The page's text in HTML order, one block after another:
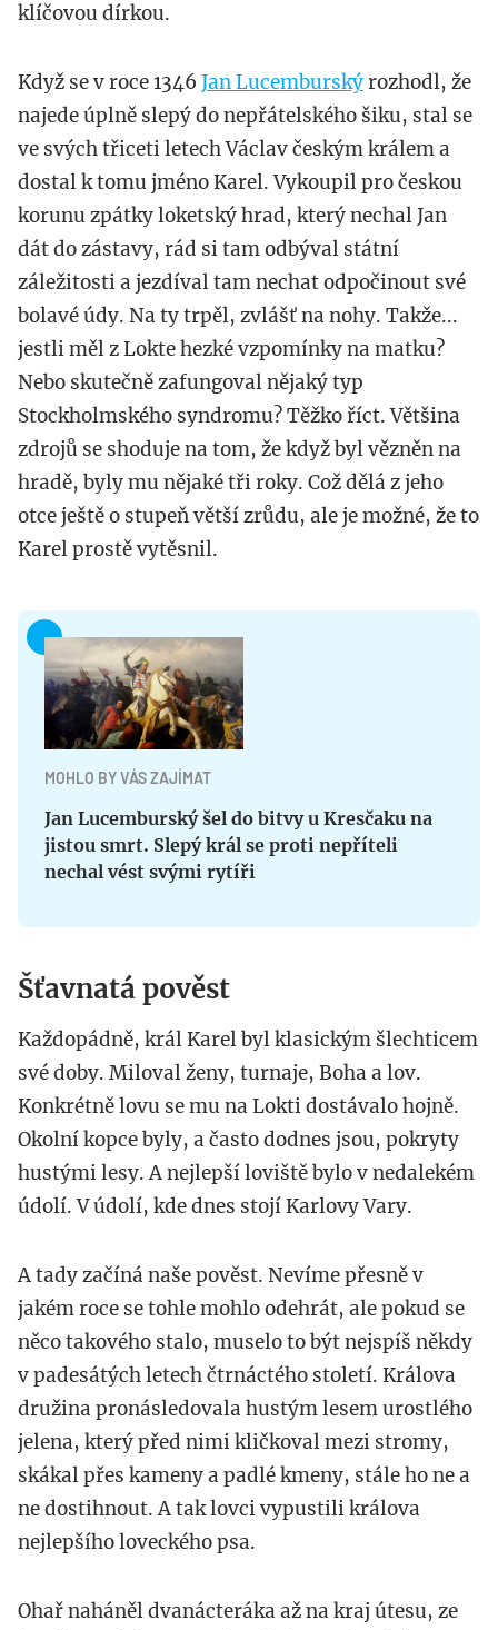
klíčovou dírkou.
Když se v roce 1346 Jan Lucemburskýrozhodl, že
najede úplně slepý do nepřátelského šiku, stal se
ve svých třiceti letech Václav českým králem a
dostal k tomu jméno Karel. Vykoupil pro českou
korunu zpátky loketský hrad, který nechal Jan
dát do zástavy, rád si tam odbýval státní
záležitosti a jezdíval tam nechat odpočinout své
bolavé údy. Na ty trpěl, zvlášť na nohy. Takže...
jestli měl z Lokte hezké vzpomínky na matku?
Nebo skutečně zafungoval nějaký typ
Stockholmského syndromu? Těžko říct. Většina
zdrojů se shoduje na tom, že když byl vězněn na
hradě, byly mu nějaké tři roky. Což dělá z jeho
otce ještě o stupeň větší zrůdu, ale je možné, že to
Karel prostě vytěsnil.
MOHLO BY VÁS ZAJÍMAT
Jan Lucemburský šel do bitvy u Kresčaku na
jistou smrt. Slepý král se proti nepříteli
nechal vést svými rytíři
Šťavnatá pověst
Každopádně, král Karel byl klasickým šlechticem
své doby. Miloval ženy, turnaje, Boha a lov.
Konkrétně lovu se mu na Lokti dostávalo hojně.
Okolní kopce byly, a často dodnes jsou, pokryty
hustými lesy. A nejlepší loviště bylo v nedalekém
údolí. V údolí, kde dnes stojí Karlovy Vary.
A tady začíná naše pověst. Nevíme přesně v
jakém roce se tohle mohlo odehrát, ale pokud se
něco takového stalo, muselo to být nejspíš někdy
v padesátých letech čtrnáctého století. Králova
družina pronásledovala hustým lesem urostlého
jelena, který před nimi kličkoval mezi stromy,
skákal přes kameny a padlé kmeny, stále ho ne a
ne dostihnout. A tak lovci vypustili králova
nejlepšího loveckého psa.
Ohař naháněl dvanácteráka až na kraj útesu, ze